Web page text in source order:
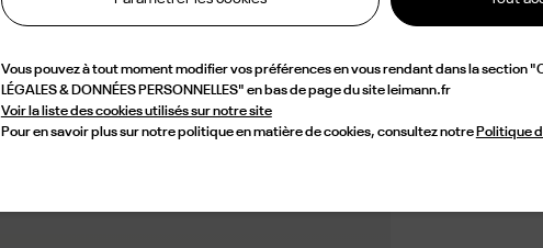
Vous pouvez à tout moment modifier vos préférences en vous rendant dans la section
LÉGALES & DONNÉES PERSONNELLES" en bas de page du site leimann.fr
Voir la liste des cookies utilisés sur notre site
Pour en savoir plus sur notre politique en matière de cookies, consultez notre Politique